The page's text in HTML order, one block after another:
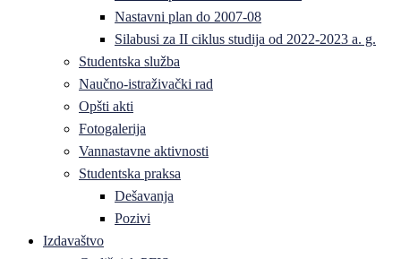
Nastavni plan do 2007-08
Silabusi za II ciklus studija od 2022-2023 a. g.
Studentska služba
Naučno-istraživački rad
Opšti akti
Fotogalerija
Vannastavne aktivnosti
Studentska praksa
Dešavanja
Pozivi
Izdavaštvo